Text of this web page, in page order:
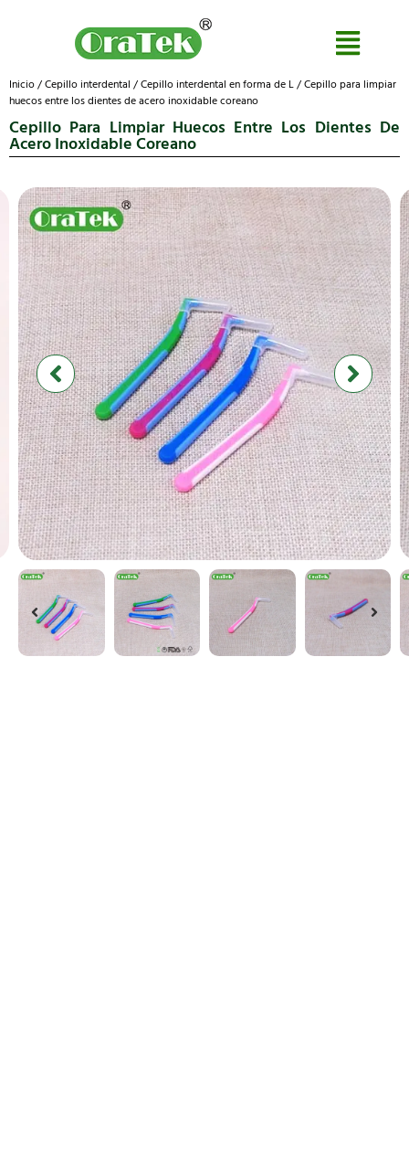
Inicio/Cepillo interdental /Cepillo interdental en forma de L/ Cepillo para limpiar
huecos entre los dientes de acero inoxidable coreano
Cepillo Para Limpiar Huecos Entre Los Dientes De
Acero Inoxidable Coreano